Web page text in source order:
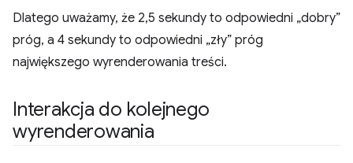
Dlatego uważamy, że 2,5 sekundy to odpowiedni „dobry”
próg, a 4 sekundy to odpowiedni „zły” próg
największego wyrenderowania treści.
Interakcja do kolejnego
wyrenderowania